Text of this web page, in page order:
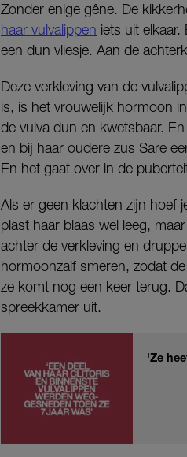
Zonder enige gêne. De
haar vulvalippen iets uit
een dun vliesje. Aan de
Deze verkleving van de
is, is het vrouwelijk hormoon
de vulva dun en kwetsbaar.
en bij haar oudere zus Sare
En het gaat over in de
Als er geen klachten zijn hoef
plast haar blaas wel leeg,
achter de verkleving en
hormoonzalf smeren, zodat
ze komt nog een keer terug.
spreekkamer uit.
'Ze